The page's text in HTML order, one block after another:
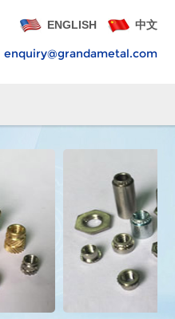
ENGLISH 中文
enquiry@grandametal.com